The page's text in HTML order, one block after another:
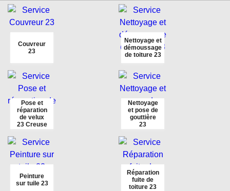
Couvreur
23
Nettoyage et
démoussage
de toiture 23
Pose et
réparation
de velux
23 Creuse
Nettoyage
et pose de
gouttière
23
Peinture
sur tuile 23
Réparation
fuite de
toiture 23